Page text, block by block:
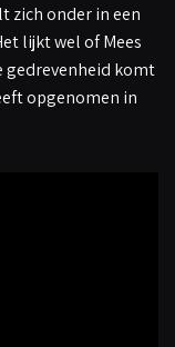
zich onder in een
lijkt wel of Mees
gedrevenheid komt
opgenomen in